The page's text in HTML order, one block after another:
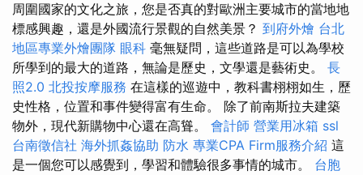
周圍國家的文化之旅，您是否真的對歐洲主要城市的當地地
標感興趣，還是外國流行景觀的自然美景？ 到府外燴 台北
地區專業外燴團隊 眼科 毫無疑問，這些道路是可以為學校
所學到的最大的道路，無論是歷史，文學還是藝術史。 長
照2.0 北投按摩服務 在這樣的巡遊中，教科書栩栩如生，歷
史性格，位置和事件變得富有生命。 除了前南斯拉夫建築
物外，現代新購物中心還在高聳。 會計師 營業用冰箱 ssl
台南徵信社 海外抓姦協助 防水 專業CPA Firm服務介紹 這
是一個您可以感覺到，學習和體驗很多事情的城市。 台胞